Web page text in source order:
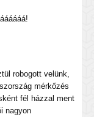
robogott velünk,
mérkőzés
fél házzal ment
nagyon